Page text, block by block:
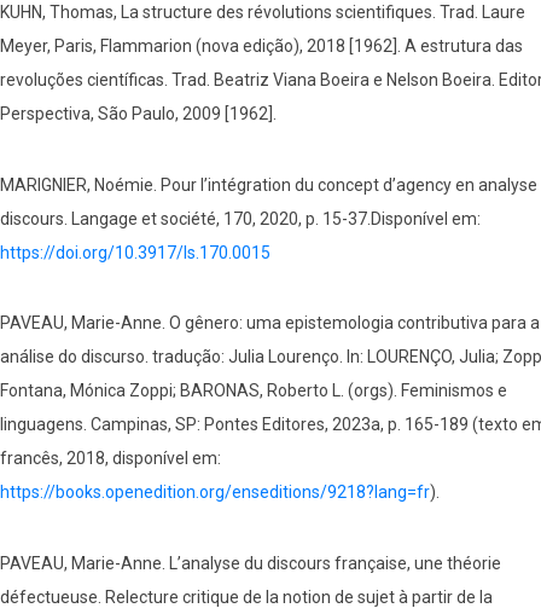
KUHN, Thomas, La structure des révolutions scientifiques. Trad. Laure
Meyer, Paris, Flammarion (nova edição), 2018 [1962]. A estrutura das
revoluções científicas. Trad. Beatriz Viana Boeira e Nelson Boeira.
Perspectiva, São Paulo, 2009 [1962].
MARIGNIER, Noémie. Pour l’intégration du concept d’agency en analyse
discours. Langage et société, 170, 2020, p. 15-37.Disponível em:
https://doi.org/10.3917/ls.170.0015
PAVEAU, Marie-Anne. O gênero: uma epistemologia contributiva para a
análise do discurso. tradução: Julia Lourenço. In: LOURENÇO, Julia;
Fontana, Mónica Zoppi; BARONAS, Roberto L. (orgs). Feminismos e
linguagens. Campinas, SP: Pontes Editores, 2023a, p. 165-189 (texto
francês, 2018, disponível em:
https://books.openedition.org/enseditions/9218?lang=fr).
PAVEAU, Marie-Anne. L’analyse du discours française, une théorie
défectueuse. Relecture critique de la notion de sujet à partir de la